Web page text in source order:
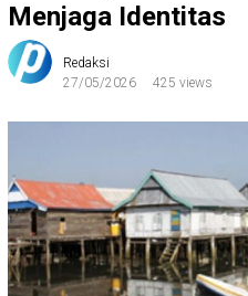
Menjaga Identitas
Redaksi
27/05/2026
425 views